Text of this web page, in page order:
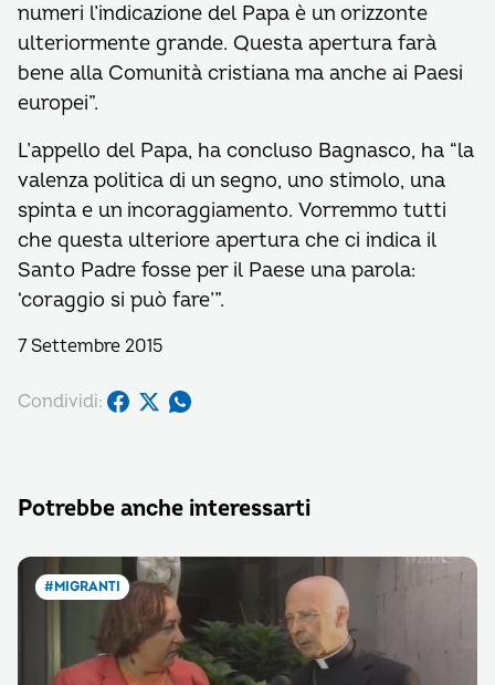
numeri l’indicazione del Papa è un orizzonte
ulteriormente grande. Questa apertura farà
bene alla Comunità cristiana ma anche ai Paesi
europei”.
L’appello del Papa, ha concluso Bagnasco, ha “la
valenza politica di un segno, uno stimolo, una
spinta e un incoraggiamento. Vorremmo tutti
che questa ulteriore apertura che ci indica il
Santo Padre fosse per il Paese una parola:
‘coraggio si può fare’”.
7 Settembre 2015
Condividi:
Potrebbe anche interessarti
#MIGRANTI